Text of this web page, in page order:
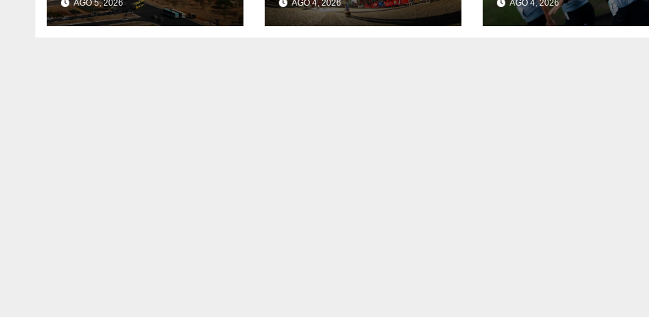
Feminina de 2027
AGO 5, 2026
fronteira para
correr uma prova
AGO 4, 2026
volta a Brasília em
edição especial
AGO 4, 2026